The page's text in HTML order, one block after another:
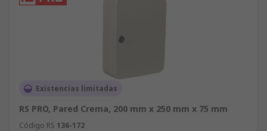
Existencias limitadas
RS PRO, Pared Crema, 200 mm x 250 mm x 75 mm
Código RS 136-172